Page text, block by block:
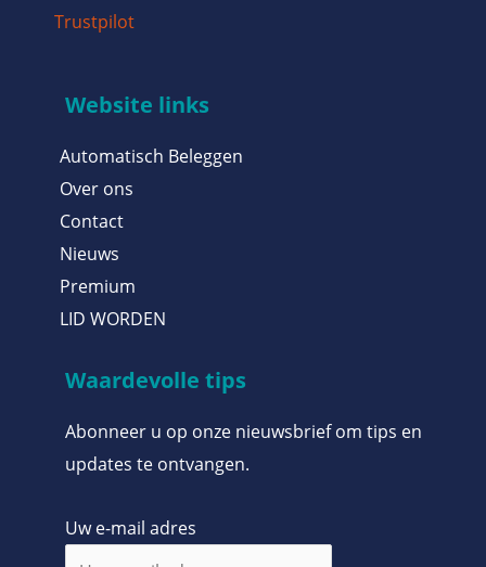
Trustpilot
Website links
Automatisch Beleggen
Over ons
Contact
Nieuws
Premium
LID WORDEN
Waardevolle tips
Abonneer u op onze nieuwsbrief om tips en
updates te ontvangen.
Uw e-mail adres